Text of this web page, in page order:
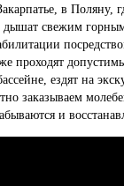
в Поляну,
свежим
проходят
ездят на
заказываем
и